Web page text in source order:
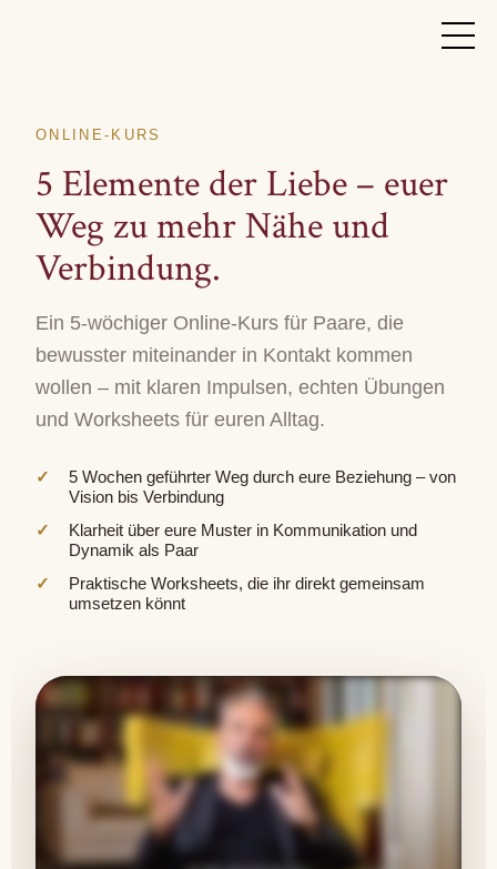
ONLINE-KURS
5 Elemente der Liebe – euer
Weg zu mehr Nähe und
Verbindung.
Ein 5-wöchiger Online-Kurs für Paare, die
bewusster miteinander in Kontakt kommen
wollen – mit klaren Impulsen, echten Übungen
und Worksheets für euren Alltag.
5 Wochen geführter Weg durch eure Beziehung – von
Vision bis Verbindung
Klarheit über eure Muster in Kommunikation und
Dynamik als Paar
Praktische Worksheets, die ihr direkt gemeinsam
umsetzen könnt